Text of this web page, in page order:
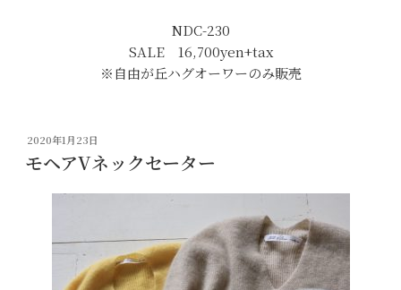
NDC-230
SALE 16,700yen+tax
※自由が丘ハグオーワーのみ販売
投
稿
日:
2020年1月23日
モヘアVネックセーター